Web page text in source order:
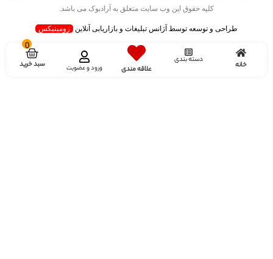
کلیه حقوق این وب سایت متعلق به آرادبوک می باشد.
طراحی و توسعه توسط آژانس تبلیغات و بازاریابی آنلاین زومینیکس
دسته بندی
علاقه مندی
ورود و عضویت سبد خرید